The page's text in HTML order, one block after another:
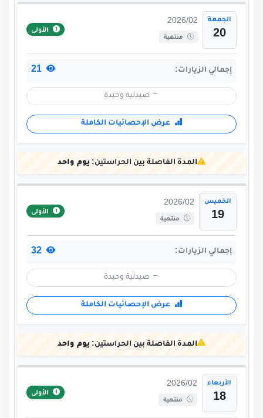
الجمعة
20
2026/02
منتهية
الأولى
إجمالي الزيارات:
صيدلية وحيدة
عرض الإحصائيات الكاملة
المدة الفاصلة بين الحراستين: يوم واحد
الخميس
19
2026/02
منتهية
الأولى
إجمالي الزيارات:
صيدلية وحيدة
عرض الإحصائيات الكاملة
المدة الفاصلة بين الحراستين: يوم واحد
الأربعاء
18
2026/02
منتهية
الأولى